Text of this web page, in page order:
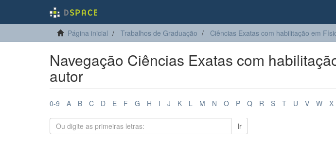
Página inicial Trabalhos de Graduação Ciências Exatas com habilitação em
Navegação Ciências Exatas com
autor
0-9 A B C D E F G H I J K L M N O P Q R S T U V W X
Ir